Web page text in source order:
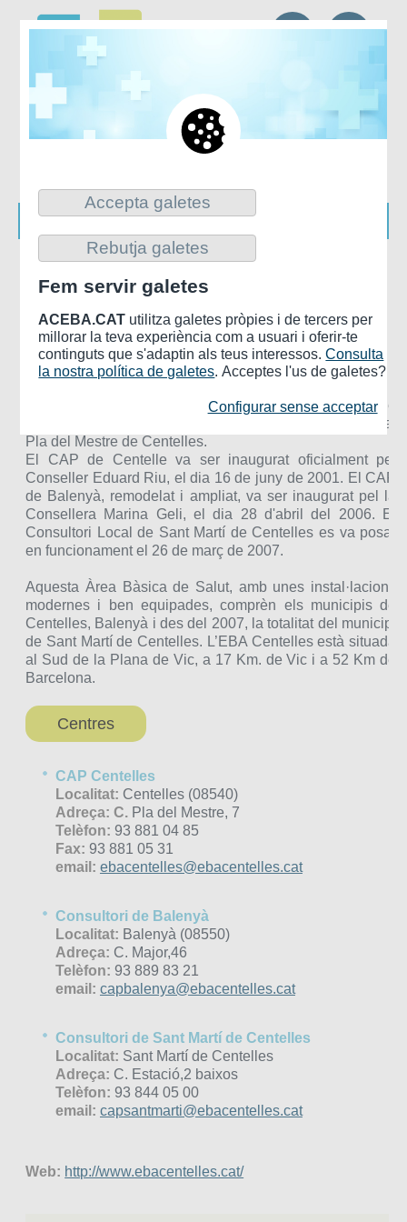
CA ES
EAP Osona Sud Alt Congost
(CAP Centelles)
L’ABS Centelles va entrar en funcionament el 27 de
desembre de l'any 2000, als nous equipaments ubicats al
Pla del Mestre de Centelles.
El CAP de Centelle va ser inaugurat oficialment pel
Conseller Eduard Riu, el dia 16 de juny de 2001. El CAP
de Balenyà, remodelat i ampliat, va ser inaugurat pel la
Consellera Marina Geli, el dia 28 d'abril del 2006. El
Consultori Local de Sant Martí de Centelles es va posar
en funcionament el 26 de març de 2007.
Aquesta Àrea Bàsica de Salut, amb unes instal·lacions
modernes i ben equipades, comprèn els municipis de
Centelles, Balenyà i des del 2007, la totalitat del municipi
de Sant Martí de Centelles. L’EBA Centelles està situada
al Sud de la Plana de Vic, a 17 Km. de Vic i a 52 Km de
Barcelona.
Centres
CAP Centelles
Localitat: Centelles (08540)
Adreça: C.Pla del Mestre, 7
Telèfon: 93 881 04 85
Fax: 93 881 05 31
email: ebacentelles@ebacentelles.cat
Consultori de Balenyà
Localitat: Balenyà (08550)
Adreça: C. Major,46
Telèfon: 93 889 83 21
email: capbalenya@ebacentelles.cat
Consultori de Sant Martí de Centelles
Localitat: Sant Martí de Centelles
Adreça: C. Estació,2 baixos
Telèfon: 93 844 05 00
email: capsantmarti@ebacentelles.cat
Web: http://www.ebacentelles.cat/
Accepta galetes
Rebutja galetes
Fem servir galetes
ACEBA.CAT utilitza galetes pròpies i de tercers per
millorar la teva experiència com a usuari i oferir-te
continguts que s'adaptin als teus interessos.Consulta
la nostra política de galetes. Acceptes l'us de galetes?
Configurar sense acceptar